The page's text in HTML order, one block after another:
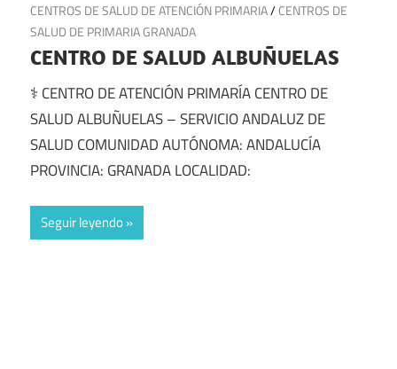
18 de julio de 2025
CENTROS DE SALUD DE ATENCIÓN PRIMARIA/CENTROS DE
SALUD DE PRIMARIA GRANADA
CENTRO DE SALUD ALBUÑUELAS
⚕️ CENTRO DE ATENCIÓN PRIMARÍA CENTRO DE
SALUD ALBUÑUELAS – SERVICIO ANDALUZ DE
SALUD COMUNIDAD AUTÓNOMA: ANDALUCÍA
PROVINCIA: GRANADA LOCALIDAD:
Seguir leyendo